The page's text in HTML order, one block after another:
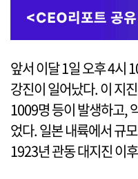
앞서 이달 1일 오후 4시
강진이 일어났다. 이 지
1009명 등이 발생하고,
었다. 일본 내륙에서 규
1923년 관동 대지진 이